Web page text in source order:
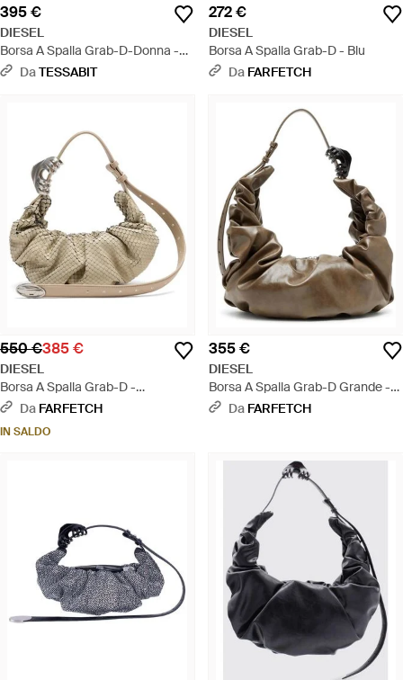
395 €
DIESEL
Borsa A Spalla Grab-D-Donna -
NeroDaTESSABIT
272 €
DIESEL
Borsa A Spalla Grab-D - Blu
Da FARFETCH
550 €385 €
DIESEL
Borsa A Spalla Grab-D -
Metallizzato
Da FARFETCH
IN SALDO
355 €
DIESEL
Borsa A Spalla Grab-D Grande -
Neutro
Da FARFETCH